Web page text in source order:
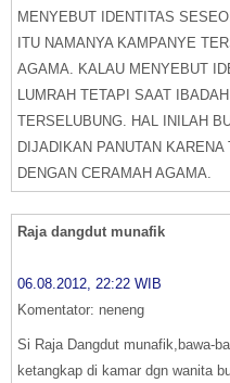
MENYEBUT IDENTITAS
ITU NAMANYA KAMPANYE
AGAMA. KALAU MENYEBUT
LUMRAH TETAPI SAAT
TERSELUBUNG. HAL INILAH
DIJADIKAN PANUTAN
DENGAN CERAMAH AGAMA.
Raja dangdut munafik
06.08.2012, 22:22 WIB
Komentator: neneng
Si Raja Dangdut munafik,bawa-
ketangkap di kamar dgn wanita